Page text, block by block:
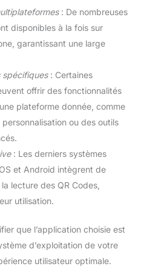
: De nombreuses
disponibles à la fois sur
garantissant une large
spécifiques: Certaines
offrir des fonctionnalités
plateforme donnée, comme
ou des outils
: Les derniers systèmes
et Android intègrent de
lecture des QR Codes,
utilisation.
que l’application choisie est
d’exploitation de votre
utilisateur optimale.